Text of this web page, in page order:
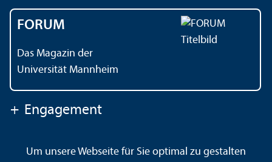
FORUM
Das Magazin der
Universität Mannheim
+ Engagement
Kontakt Impressum Datenschutz Barrierefreiheit
Um unsere Webseite für Sie optimal zu gestalten